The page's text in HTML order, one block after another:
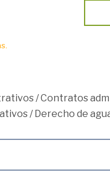
/Contratos
/Derecho de